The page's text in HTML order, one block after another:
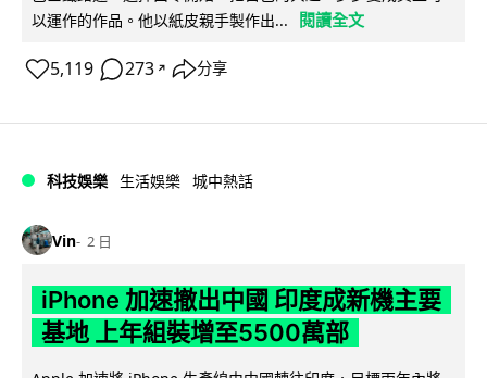
以運作的作品。他以紙皮親手製作出...
閱讀全文
5,119 273 ↗ 分享
科技娛樂 生活娛樂 城中熱話
Vin 2 日
iPhone 加速撤出中國 印度成新機主要
基地 上年組裝增至5500萬部